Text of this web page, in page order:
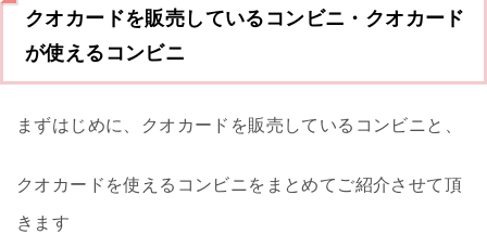
クオカードを販売しているコンビニ・クオカード
が使えるコンビニ
まずはじめに、クオカードを販売しているコンビニと、
クオカードを使えるコンビニをまとめてご紹介させて頂
きます